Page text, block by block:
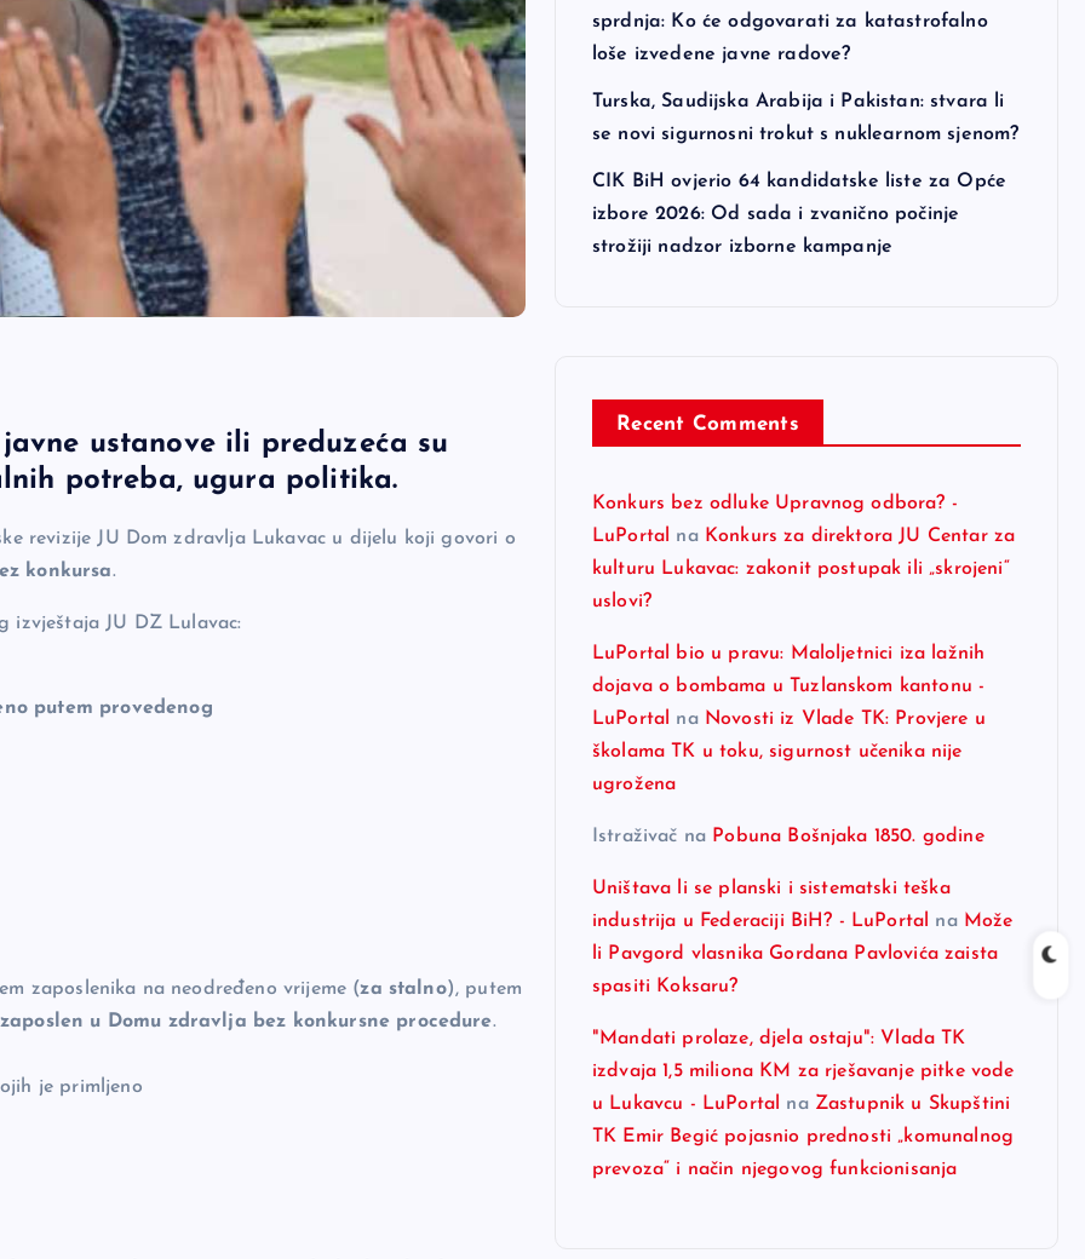
ustanove ili preduzeća su
potreba, ugura politika.
revizije JU Dom zdravlja Lukavac u dijelu koji govori o
konkursa.
izvještaja JU DZ Lulavac:
putem provedenog
zaposlenika na neodređeno vrijeme (za stalno), putem
u Domu zdravlja bez konkursne procedure.
je primljeno
sprdnja: Ko će odgovarati za katastrofalno
loše izvedene javne radove?
Turska, Saudijska Arabija i Pakistan: stvara li
se novi sigurnosni trokut s nuklearnom sjenom?
CIK BiH ovjerio 64 kandidatske liste za Opće
izbore 2026: Od sada i zvanično počinje
strožiji nadzor izborne kampanje
Recent Comments
Konkurs bez odluke Upravnog odbora? -
LuPortal
na Konkurs za direktora JU Centar za
kulturu Lukavac: zakonit postupak ili „skrojeni“
uslovi?
LuPortal bio u pravu: Maloljetnici iza lažnih
dojava o bombama u Tuzlanskom kantonu -
LuPortal
na Novosti iz Vlade TK: Provjere u
školama TK u toku, sigurnost učenika nije
ugrožena
Istraživač na Pobuna Bošnjaka 1850. godine
Uništava li se planski i sistematski teška
industrija u Federaciji BiH? - LuPortal
na Može
li Pavgord vlasnika Gordana Pavlovića zaista
spasiti Koksaru?
"Mandati prolaze, djela ostaju": Vlada TK
izdvaja 1,5 miliona KM za rješavanje pitke vode
u Lukavcu - LuPortal
na Zastupnik u Skupštini
TK Emir Begić pojasnio prednosti „komunalnog
prevoza“ i način njegovog funkcionisanja